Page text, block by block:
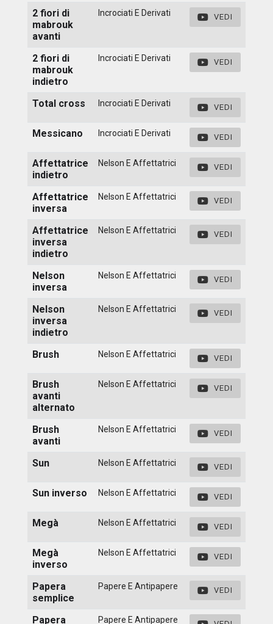
2 fiori di
mabrouk
avanti
Incrociati E Derivati VEDI
2 fiori di
mabrouk
indietro
Incrociati E Derivati VEDI
Total cross Incrociati E Derivati VEDI
Messicano Incrociati E Derivati VEDI
Affettatrice
indietro
Nelson E Affettatrici VEDI
Affettatrice
inversa
Nelson E Affettatrici VEDI
Affettatrice
inversa
indietro
Nelson E Affettatrici VEDI
Nelson
inversa
Nelson E Affettatrici VEDI
Nelson
inversa
indietro
Nelson E Affettatrici VEDI
Brush Nelson E Affettatrici VEDI
Brush
avanti
alternato
Nelson E Affettatrici VEDI
Brush
avanti
Nelson E Affettatrici VEDI
Sun Nelson E Affettatrici VEDI
Sun inverso Nelson E Affettatrici VEDI
Megà Nelson E Affettatrici VEDI
Megà
inverso
Nelson E Affettatrici VEDI
Papera
semplice
Papere E Antipapere VEDI
Papera Papere E Antipapere